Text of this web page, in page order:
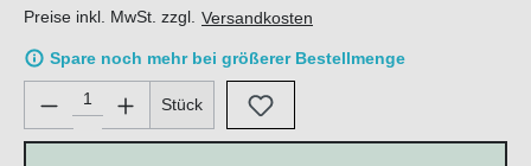
Preise inkl. MwSt. zzgl. Versandkosten
Spare noch mehr bei größerer Bestellmenge
Produkt Anzahl: Gib den gewünschten Wert ein oder
Stück